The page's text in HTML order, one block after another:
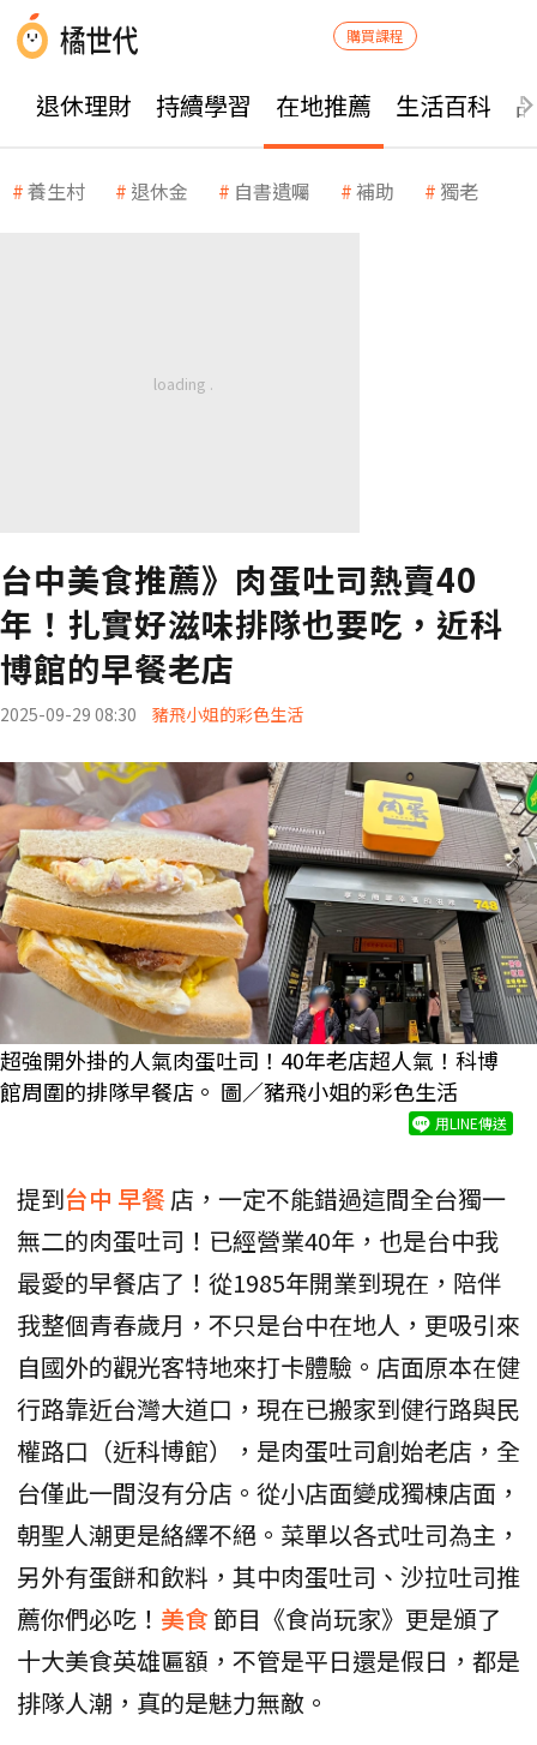
購買課程
退休理財 持續學習 在地推薦 生活百科
養生村 退休金 自書遺囑 補助 獨老
台中美食推薦》肉蛋吐司熱賣40
年！扎實好滋味排隊也要吃，近科
博館的早餐老店
2025-09-29 08:30 豬飛小姐的彩色生活
超強開外掛的人氣肉蛋吐司！40年老店超人氣！科博
館周圍的排隊早餐店。 圖／豬飛小姐的彩色生活
用LINE傳送
提到台中 早餐店，一定不能錯過這間全台獨一
無二的肉蛋吐司！已經營業40年，也是台中我
最愛的早餐店了！從1985年開業到現在，陪伴
我整個青春歲月，不只是台中在地人，更吸引來
自國外的觀光客特地來打卡體驗。店面原本在健
行路靠近台灣大道口，現在已搬家到健行路與民
權路口（近科博館），是肉蛋吐司創始老店，全
台僅此一間沒有分店。從小店面變成獨棟店面，
朝聖人潮更是絡繹不絕。菜單以各式吐司為主，
另外有蛋餅和飲料，其中肉蛋吐司、沙拉吐司推
薦你們必吃！ 美食節目《食尚玩家》更是頒了
十大美食英雄匾額，不管是平日還是假日，都是
排隊人潮，真的是魅力無敵。